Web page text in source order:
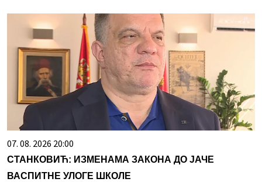
07. 08. 2026 20:00
СТАНКОВИЋ: ИЗМЕНАМА ЗАКОНА ДО ЈАЧЕ
ВАСПИТНЕ УЛОГЕ ШКОЛЕ